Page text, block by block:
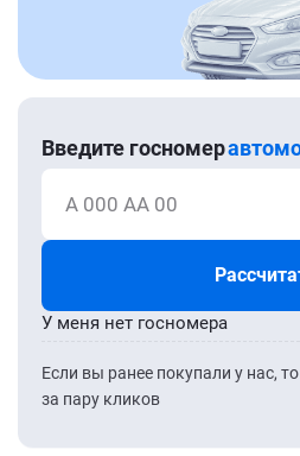
Введите госномер
А 000 АА 00
Если вы ранее покупали у нас,
за пару кликов
У меня нет госномера